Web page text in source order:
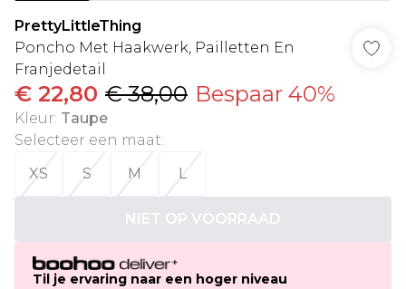
PrettyLittleThing
Poncho Met Haakwerk, Pailletten En
Franjedetail
€ 22,80 € 38,00 Bespaar 40%
Kleur: Taupe
Selecteer een maat:
XS
S M L
NIET OP VOORRAAD
Til je ervaring naar een hoger niveau